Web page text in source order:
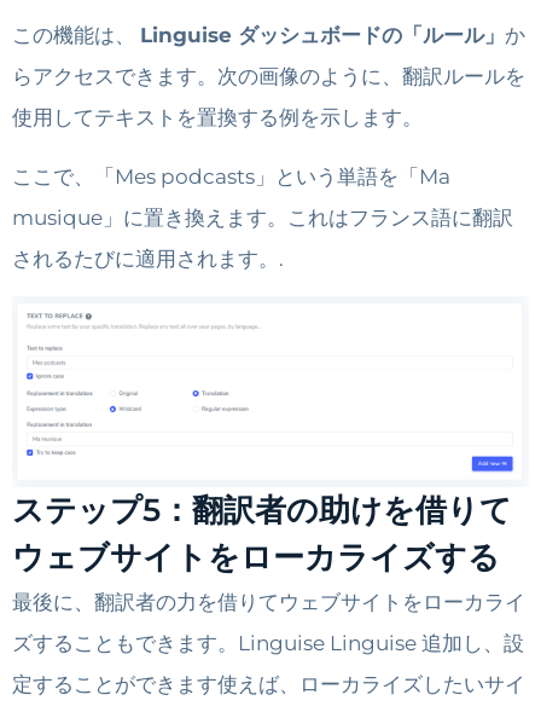
この機能は、 Linguise ダッシュボードの「ルール」 か
らアクセスできます。次の画像のように、翻訳ルールを
使用してテキストを置換する例を示します。
ここで、「Mes podcasts」という単語を「Ma
musique」に置き換えます。これはフランス語に翻訳
されるたびに適用されます。.
ステップ5：翻訳者の助けを借りて
ウェブサイトをローカライズする
最後に、翻訳者の力を借りてウェブサイトをローカライ
ズすることもできます。Linguise Linguise 追加し、設
定することができます使えば、ローカライズしたいサイ